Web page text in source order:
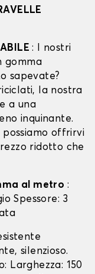
: I nostri
gomma
sapevate?
la nostra
a una
inquinante.
possiamo offrirvi
ridotto che
al metro :
Spessore: 3
silenzioso.
Larghezza: 150